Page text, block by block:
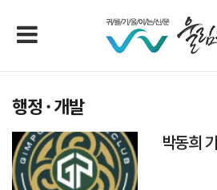
행정 · 개발
박동희